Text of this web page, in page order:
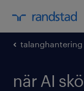
talanghantering
när AI